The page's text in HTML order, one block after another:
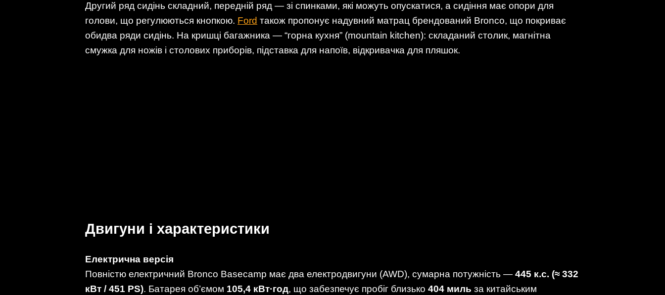
Другий ряд сидінь складний, передній ряд — зі спинками, які можуть опускатися, а сидіння має опори для
голови, що регулюються кнопкою. Ford також пропонує надувний матрац брендований Bronco, що покриває
обидва ряди сидінь. На кришці багажника — “горна кухня” (mountain kitchen): складаний столик, магнітна
смужка для ножів і столових приборів, підставка для напоїв, відкривачка для пляшок.
Двигуни і характеристики
Електрична версія
Повністю електричний Bronco Basecamp має два електродвигуни (AWD), сумарна потужність — 445 к.с. (≈ 332
кВт / 451 PS). Батарея об’ємом 105,4 кВт·год, що забезпечує пробіг близько 404 миль за китайським